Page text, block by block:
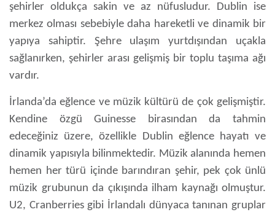
şehirler oldukça sakin ve az nüfusludur. Dublin ise
merkez olması sebebiyle daha hareketli ve dinamik bir
yapıya sahiptir. Şehre ulaşım yurtdışından uçakla
sağlanırken, şehirler arası gelişmiş bir toplu taşıma ağı
vardır.
İrlanda’da eğlence ve müzik kültürü de çok gelişmiştir.
Kendine özgü Guinesse birasından da tahmin
edeceğiniz üzere, özellikle Dublin eğlence hayatı ve
dinamik yapısıyla bilinmektedir. Müzik alanında hemen
hemen her türü içinde barındıran şehir, pek çok ünlü
müzik grubunun da çıkışında ilham kaynağı olmuştur.
U2, Cranberries gibi İrlandalı dünyaca tanınan gruplar